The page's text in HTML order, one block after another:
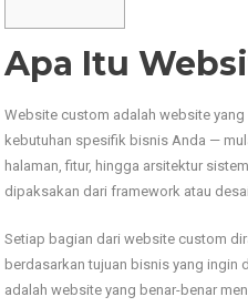
Apa Itu
Website custom adalah website
kebutuhan spesifik bisnis Anda —
halaman, fitur, hingga arsitektur
dipaksakan dari framework atau
Setiap bagian dari website custom
berdasarkan tujuan bisnis yang ingin
adalah website yang benar-benar